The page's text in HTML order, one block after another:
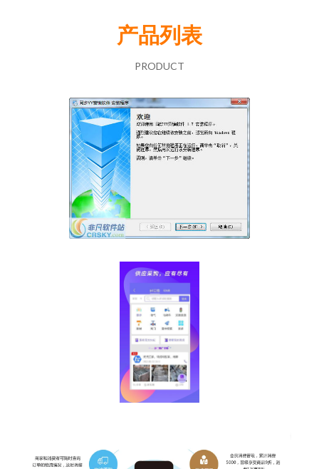
产品列表
PRODUCT